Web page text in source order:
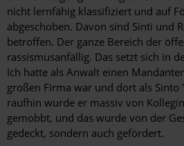
nicht lernfähig klassifiziert und auf
abgeschoben. Davon sind Sinti und
betroffen. Der ganze Bereich der
rassismusanfällig. Das setzt sich in
Ich hatte als Anwalt einen
großen Firma war und dort als
raufhin wurde er massiv von
gemobbt, und das wurde von der
gedeckt, sondern auch gefördert.